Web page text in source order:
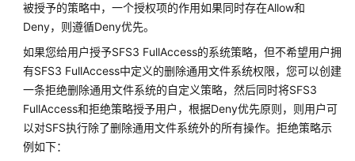
权
使
用
自
定
义
被授予的策略中，一个授权项的作用如果同时存在Allow和
Deny，则遵循Deny优先。
如果您给用户授予SFS3 FullAccess的系统策略，但不希望用户拥
有SFS3 FullAccess中定义的删除通用文件系统权限，您可以创建
一条拒绝删除通用文件系统的自定义策略，然后同时将SFS3
FullAccess和拒绝策略授予用户，根据Deny优先原则，则用户可
以对SFS执行除了删除通用文件系统外的所有操作。拒绝策略示
例如下：